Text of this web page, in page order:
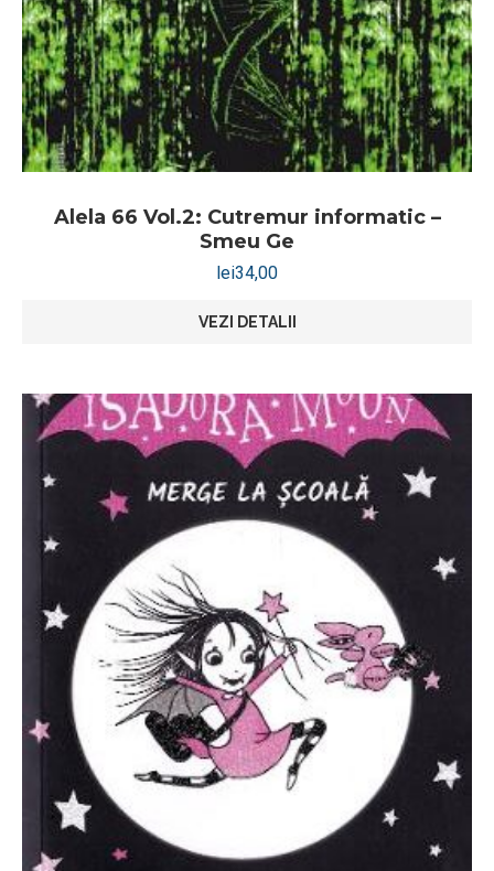
Alela 66 Vol.2: Cutremur informatic –
Smeu Ge
lei34,00
VEZI DETALII